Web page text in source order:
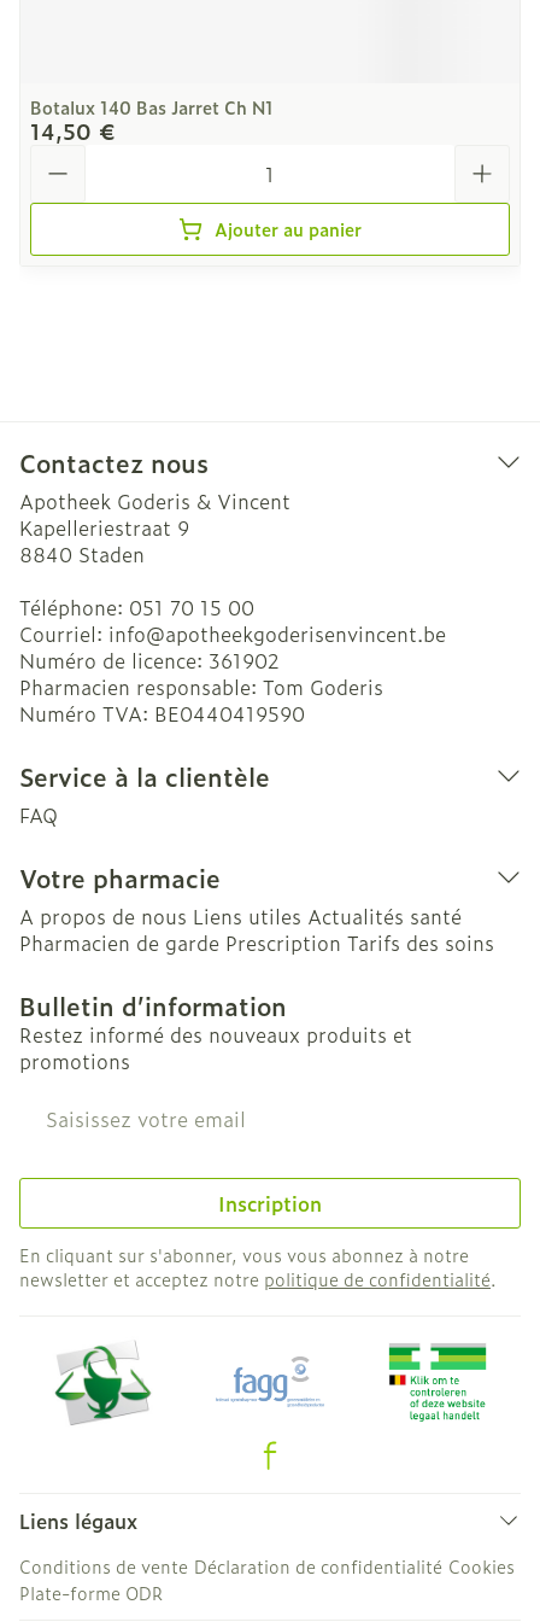
Botalux 140 Bas Jarret Ch N1
14,50 €
Ajouter au panier
Contactez nous
Apotheek Goderis & Vincent
Kapelleriestraat 9
8840 Staden
Téléphone: 051 70 15 00
Courriel: info@apotheekgoderisenvincent.be
Numéro de licence: 361902
Pharmacien responsable: Tom Goderis
Numéro TVA: BE0440419590
Service à la clientèle
FAQ
Votre pharmacie
A propos de nous Liens utiles Actualités santé
Pharmacien de garde Prescription Tarifs des soins
Bulletin d’information
Restez informé des nouveaux produits et
promotions
Adresse mail
Inscription
En cliquant sur s'abonner, vous vous abonnez à notre
newsletter et acceptez notre politique de confidentialité.
Liens légaux
Conditions de vente Déclaration de confidentialité Cookies
Plate-forme ODR